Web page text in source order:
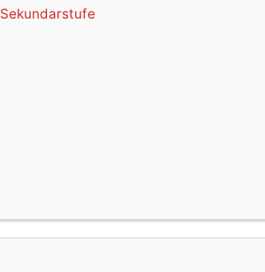
Sekundarstufe